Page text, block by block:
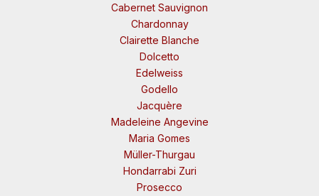
Cabernet Sauvignon
Chardonnay
Clairette Blanche
Dolcetto
Edelweiss
Godello
Jacquère
Madeleine Angevine
Maria Gomes
Müller-Thurgau
Hondarrabi Zuri
Prosecco